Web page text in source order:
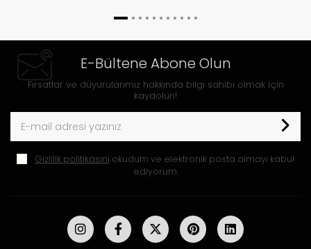
E-Bültene Abone Olun
Fırsatlar ve duyurularımız hakkında bilgi sahibi olmak için
kaydolun!
Gizlilik politikasını okudum ve elektronik posta almayı kabul
ediyorum.